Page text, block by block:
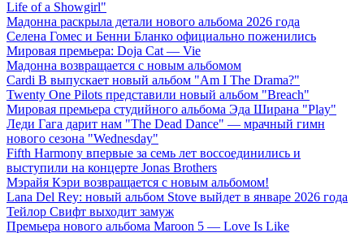
Life of a Showgirl"
Мадонна раскрыла детали нового альбома 2026 года
Селена Гомес и Бенни Бланко официально поженились
Мировая премьера: Doja Cat — Vie
Мадонна возвращается с новым альбомом
Cardi B выпускает новый альбом "Am I The Drama?"
Twenty One Pilots представили новый альбом "Breach"
Мировая премьера студийного альбома Эда Ширана "Play"
Леди Гага дарит нам "The Dead Dance" — мрачный гимн
нового сезона "Wednesday"
Fifth Harmony впервые за семь лет воссоединились и
выступили на концерте Jonas Brothers
Мэрайя Кэри возвращается с новым альбомом!
Lana Del Rey: новый альбом Stove выйдет в январе 2026 года
Тейлор Свифт выходит замуж
Премьера нового альбома Maroon 5 — Love Is Like